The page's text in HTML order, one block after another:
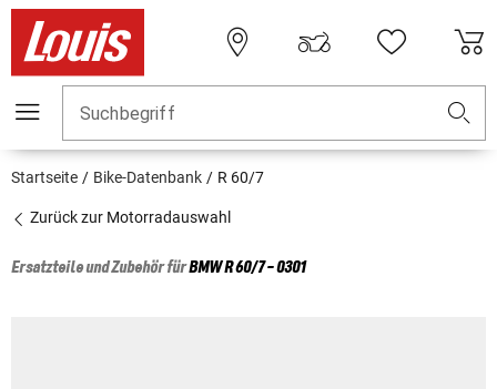
Suchbegriff
Startseite Bike-Datenbank R 60/7
Zurück zur Motorradauswahl
Ersatzteile und Zubehör fürBMWR 60/7 - 0301